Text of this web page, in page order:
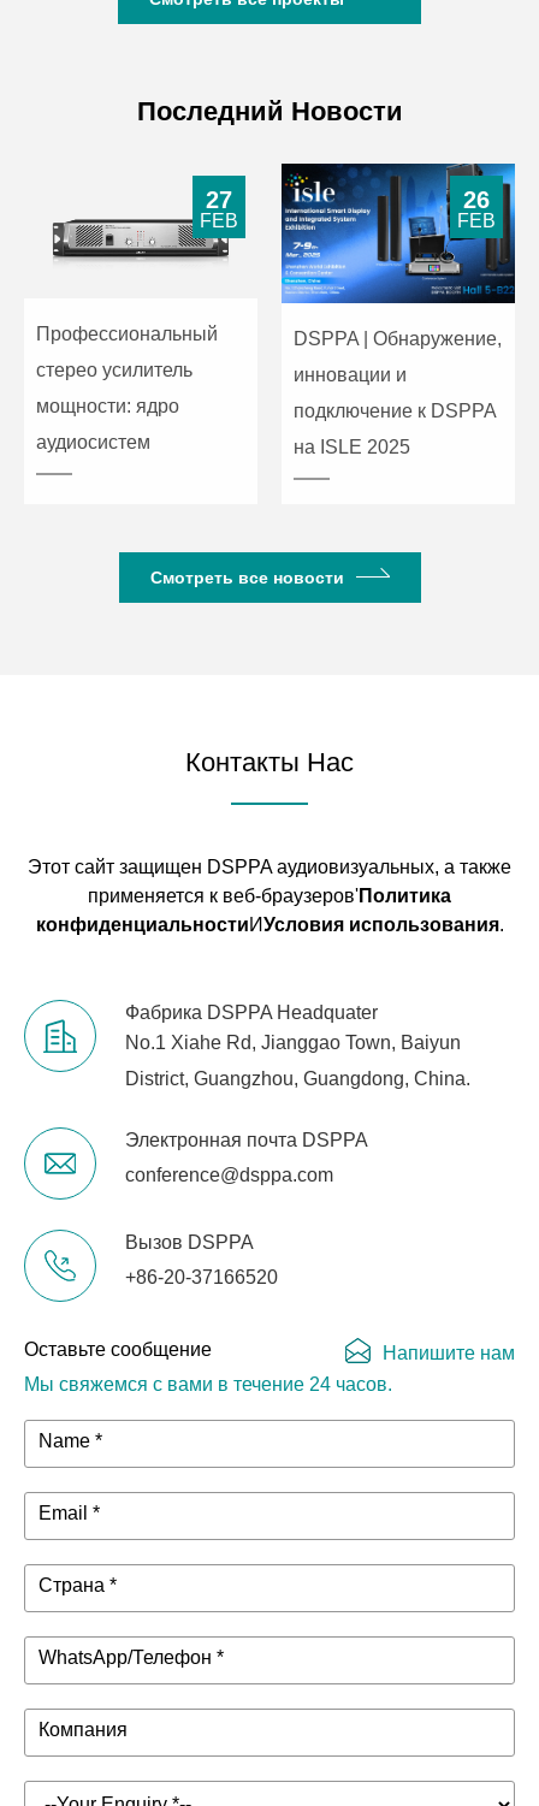
Последний Новости
Профессиональный
стерео усилитель
мощности: ядро
аудиосистем
27
FEB
DSPPA | Обнаружение,
инновации и
подключение к DSPPA
на ISLE 2025
26
FEB
Смотреть все новости
Контакты Нас
Этот сайт защищен DSPPA аудиовизуальных, а также
применяется к веб-браузеров'Политика
конфиденциальностиИУсловия использования.
Фабрика DSPPA Headquater
No.1 Xiahe Rd, Jianggao Town, Baiyun
District, Guangzhou, Guangdong, China.
Электронная почта DSPPA
conference@dsppa.com
Вызов DSPPA
+86-20-37166520
Оставьте сообщение
Мы свяжемся с вами в течение 24 часов.
Напишите нам
Name *
Email *
Страна *
WhatsApp/Телефон *
Компания